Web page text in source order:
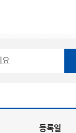
등록일